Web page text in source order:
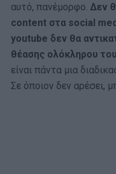
αυτό, πανέμορφο. Δεν
content στα social
youtube δεν θα
θέασης ολόκληρου
είναι πάντα μια
Σε όποιον δεν αρέσει,